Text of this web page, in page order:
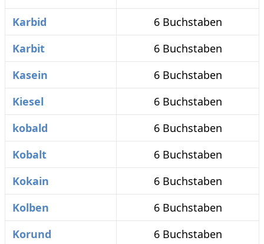
Karbid
6 Buchstaben
Karbit
6 Buchstaben
Kasein
6 Buchstaben
Kiesel
6 Buchstaben
kobald
6 Buchstaben
Kobalt
6 Buchstaben
Kokain
6 Buchstaben
Kolben
6 Buchstaben
Korund
6 Buchstaben